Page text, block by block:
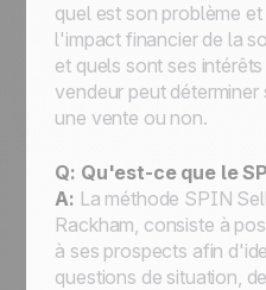
quel est son problème
l'impact financier de la
et quels sont ses
vendeur peut
une vente ou non.
Q: Qu'est-ce que le
A: La méthode SPIN
Rackham, consiste à
à ses prospects afin
questions de situation,